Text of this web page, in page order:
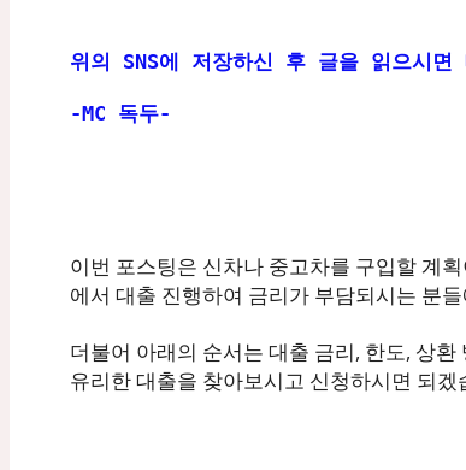
위의 SNS에 저장하신 후 글을 읽으시
-MC 독두-
이번 포스팅은 신차나 중고차를 구입할 계
에서 대출 진행하여 금리가 부담되시는 분
더불어 아래의 순서는 대출 금리, 한도, 상
유리한 대출을 찾아보시고 신청하시면 되겠